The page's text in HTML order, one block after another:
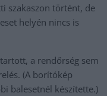
szakaszon történt, de
helyén nincs is
a rendőrség sem
(A borítókép
balesetnél készítette.)